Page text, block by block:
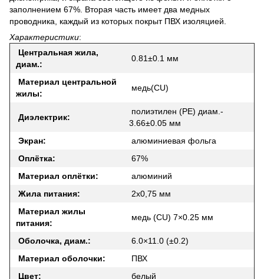
заполнением 67%. Вторая часть имеет два медных
проводника, каждый из которых покрыт ПВХ изоляцией.
Характеристики:
Центральная жила,
диам.:
0.81±0.1 мм
Материал центральной
жилы:
медь(CU)
Диэлектрик:
полиэтилен (РЕ) диам.-
3.66±0.05 мм
Экран:
алюминиевая фольга
Оплётка:
67%
Материал оплётки:
алюминий
Жила питания:
2х0,75 мм
Материал жилы
питания:
медь (CU) 7×0.25 мм
Оболочка, диам.:
6.0×11.0 (±0.2)
Материал оболочки:
ПВХ
Цвет:
белый